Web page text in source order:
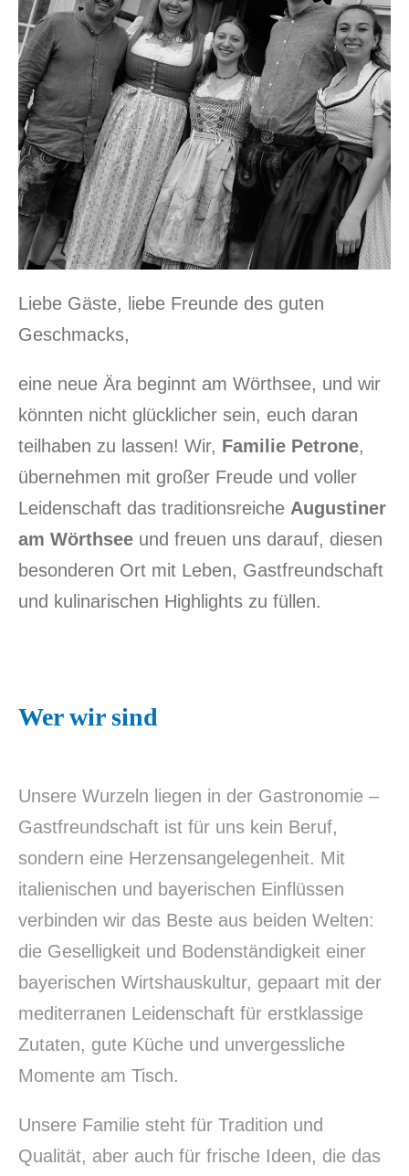
Liebe Gäste, liebe Freunde des guten
Geschmacks,
eine neue Ära beginnt am Wörthsee, und wir
könnten nicht glücklicher sein, euch daran
teilhaben zu lassen! Wir, Familie Petrone,
übernehmen mit großer Freude und voller
Leidenschaft das traditionsreiche Augustiner
am Wörthsee und freuen uns darauf, diesen
besonderen Ort mit Leben, Gastfreundschaft
und kulinarischen Highlights zu füllen.
Wer wir sind
Unsere Wurzeln liegen in der Gastronomie –
Gastfreundschaft ist für uns kein Beruf,
sondern eine Herzensangelegenheit. Mit
italienischen und bayerischen Einflüssen
verbinden wir das Beste aus beiden Welten:
die Geselligkeit und Bodenständigkeit einer
bayerischen Wirtshauskultur, gepaart mit der
mediterranen Leidenschaft für erstklassige
Zutaten, gute Küche und unvergessliche
Momente am Tisch.
Unsere Familie steht für Tradition und
Qualität, aber auch für frische Ideen, die das